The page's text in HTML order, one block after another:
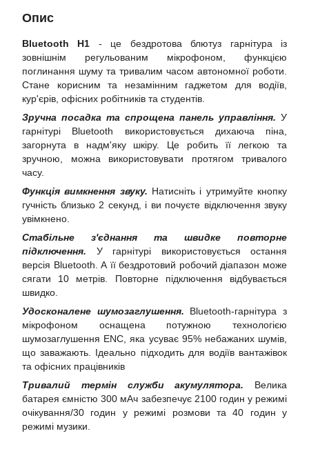
Опис
Bluetooth H1 - це бездротова блютуз гарнітура із
зовнішнім регульованим мікрофоном, функцією
поглинання шуму та тривалим часом автономної роботи.
Стане корисним та незамінним гаджетом для водіїв,
кур'єрів, офісних робітників та студентів.
Зручна посадка та спрощена панель управління. У
гарнітурі Bluetooth використовується дихаюча піна,
загорнута в надм'яку шкіру. Це робить її легкою та
зручною, можна використовувати протягом тривалого
часу.
Функція вимкнення звуку. Натисніть і утримуйте кнопку
гучність близько 2 секунд, і ви почуєте відключення звуку
увімкнено.
Стабільне з'єднання та швидке повторне
підключення. У гарнітурі використовується остання
версія Bluetooth. А її бездротовий робочий діапазон може
сягати 10 метрів. Повторне підключення відбувається
швидко.
Удосконалене шумозаглушення. Bluetooth-гарнітура з
мікрофоном оснащена потужною технологією
шумозаглушення ENC, яка усуває 95% небажаних шумів,
що заважають. Ідеально підходить для водіїв вантажівок
та офісних працівників
Тривалий термін служби акумулятора. Велика
батарея ємністю 300 мАч забезпечує 2100 годин у режимі
очікування/30 годин у режимі розмови та 40 годин у
режимі музики.